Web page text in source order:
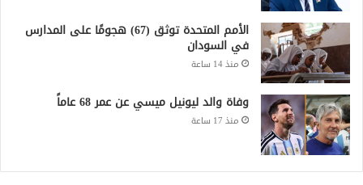
الأمم المتحدة توثق (67) هجومًا على المدارس
في السودان
منذ 14 ساعة
وفاة والد ليونيل ميسي عن عمر 68 عاماً
منذ 17 ساعة